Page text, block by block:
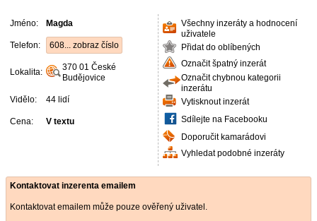
Jméno: Magda
Telefon: 608... zobraz číslo
Lokalita: 370 01 České
Budějovice
Vidělo: 44 lidí
Cena: V textu
Všechny inzeráty a hodnocení
uživatele
Přidat do oblíbených
Označit špatný inzerát
Označit chybnou kategorii
inzerátu
Vytisknout inzerát
Sdílejte na Facebooku
Doporučit kamarádovi
Vyhledat podobné inzeráty
Kontaktovat inzerenta emailem
Kontaktovat emailem může pouze ověřený uživatel.